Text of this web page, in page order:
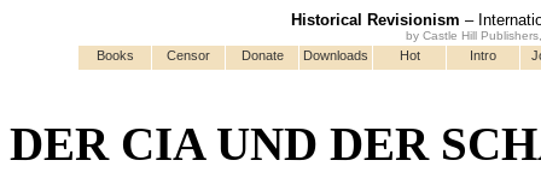
Historical Revisionism –
by Castle Hill
DER CIA UND DER
Books Censor Donate Downloads Hot Intro